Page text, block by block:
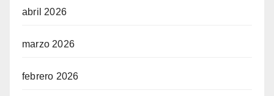
abril 2026
marzo 2026
febrero 2026